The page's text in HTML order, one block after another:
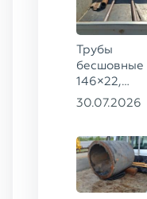
Трубы
бесшовные
146×22,
68×12 ГОСТ
30.07.2026